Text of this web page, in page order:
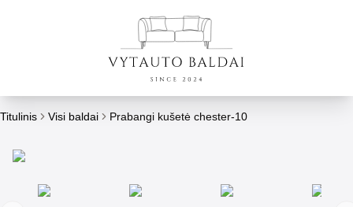
Titulinis Visi baldai Prabangi kušetė chester-10